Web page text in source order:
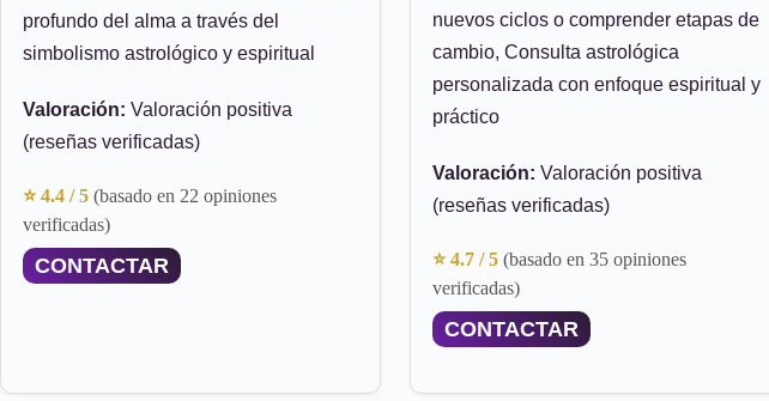
profundo del alma a través del
simbolismo astrológico y espiritual
Valoración: Valoración positiva
(reseñas verificadas)
⭐ 4.4 / 5 (basado en 22 opiniones
verificadas)
CONTACTAR
nuevos ciclos o comprender etapas de
cambio, Consulta astrológica
personalizada con enfoque espiritual y
práctico
Valoración: Valoración positiva
(reseñas verificadas)
⭐ 4.7 / 5 (basado en 35 opiniones
verificadas)
CONTACTAR